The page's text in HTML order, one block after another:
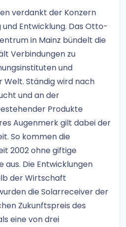
verdankt der Konzern
Entwicklung. Das Otto-
in Mainz bündelt die
Verbindungen zu
und
Ständig wird nach
und an der
Produkte
Augenmerk gilt dabei der
So kommen die
2002 ohne giftige
Die Entwicklungen
der Wirtschaft
die Solarreceiver der
Zukunftspreis des
eine von drei